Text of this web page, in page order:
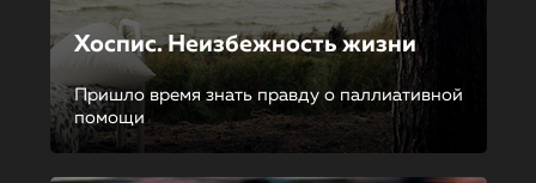
Хоспис. Неизбежность жизни
Пришло время знать правду о паллиативной
помощи